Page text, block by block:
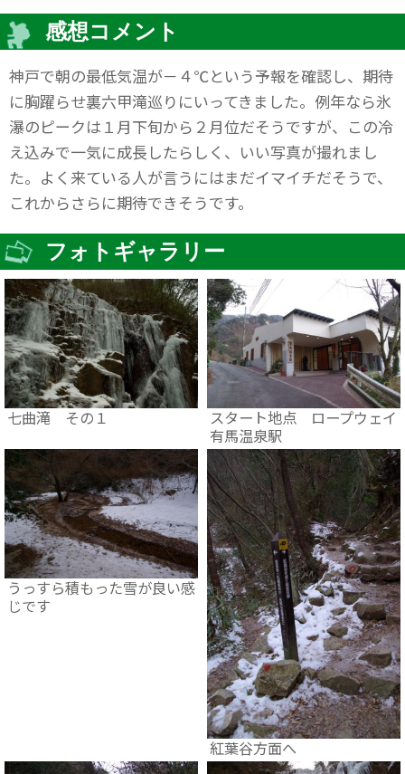
感想コメント
神戸で朝の最低気温が－４℃という予報を確認し、期待
に胸躍らせ裏六甲滝巡りにいってきました。例年なら氷
瀑のピークは１月下旬から２月位だそうですが、この冷
え込みで一気に成長したらしく、いい写真が撮れまし
た。よく来ている人が言うにはまだイマイチだそうで、
これからさらに期待できそうです。
フォトギャラリー
七曲滝 その１
スタート地点 ロープウェイ
有馬温泉駅
うっすら積もった雪が良い感
じです
紅葉谷方面へ